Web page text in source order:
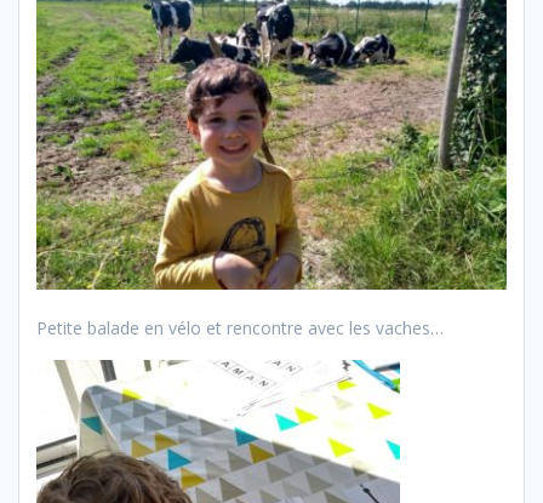
Petite balade en vélo et rencontre avec les vaches…